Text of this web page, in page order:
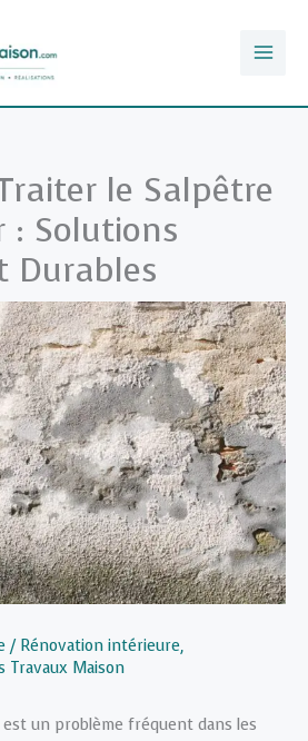
le Salpêtre
Solutions
Durables
/ Rénovation intérieure,
Travaux Maison
un problème fréquent dans les